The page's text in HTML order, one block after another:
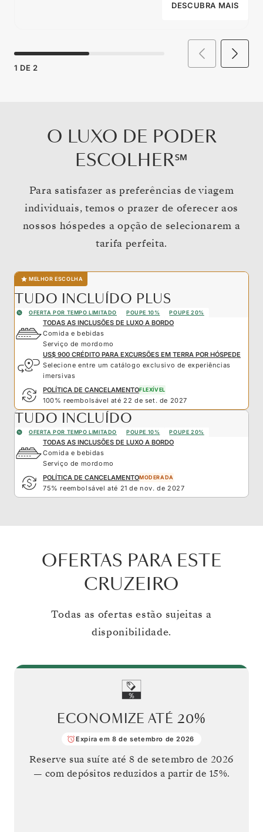
DESCUBRA MAIS
1 DE 2
O LUXO DE PODER
ESCOLHER℠
Para satisfazer as preferências de viagem
individuais, temos o prazer de oferecer aos
nossos hóspedes a opção de selecionarem a
tarifa perfeita.
MELHOR ESCOLHA
TUDO INCLUÍDO PLUS
OFERTA POR TEMPO LIMITADO POUPE 10% POUPE 20%
TODAS AS INCLUSÕES DE LUXO A BORDO
Comida e bebidas
Serviço de mordomo
US$ 900 CRÉDITO PARA EXCURSÕES EM TERRA POR HÓSPEDE
Selecione entre um catálogo exclusivo de experiências
imersivas
POLÍTICA DE CANCELAMENTOFLEXÍVEL
100% reembolsável até 22 de set. de 2027
TUDO INCLUÍDO
OFERTA POR TEMPO LIMITADO POUPE 10% POUPE 20%
TODAS AS INCLUSÕES DE LUXO A BORDO
Comida e bebidas
Serviço de mordomo
POLÍTICA DE CANCELAMENTOMODERADA
75% reembolsável até 21 de nov. de 2027
OFERTAS PARA ESTE
CRUZEIRO
Todas as ofertas estão sujeitas a
disponibilidade.
ECONOMIZE ATÉ 20%
Expira em 8 de setembro de 2026
Reserve sua suíte até8 de setembro de 2026
— com depósitos reduzidos a partir de 15%.